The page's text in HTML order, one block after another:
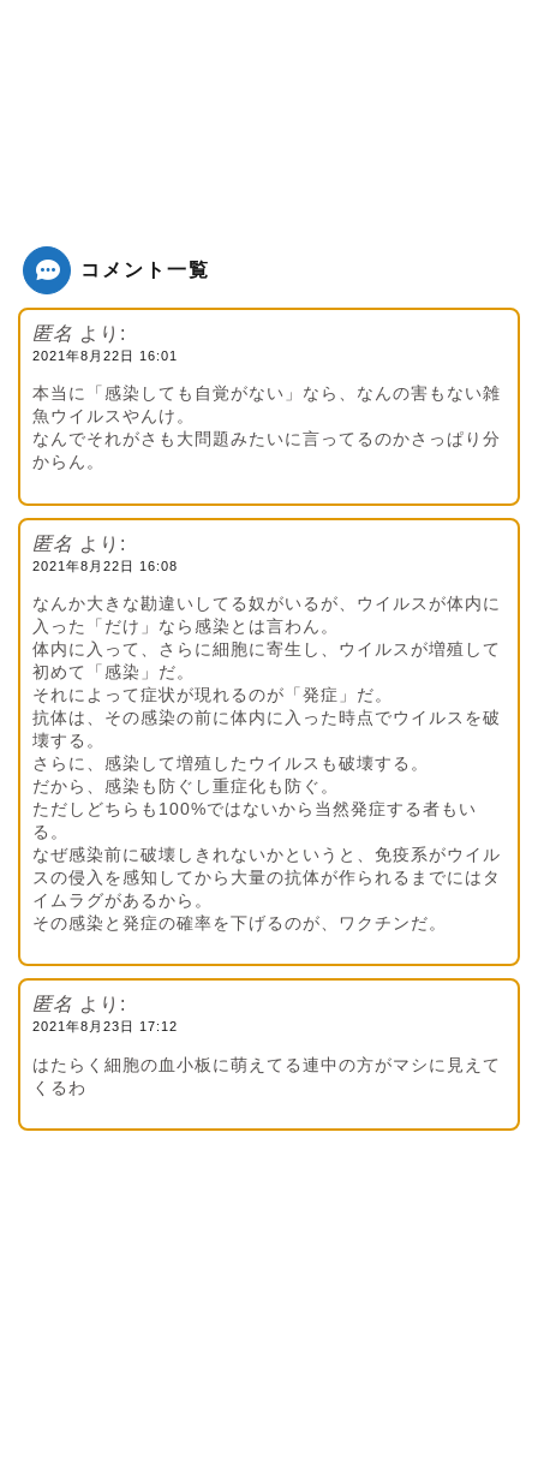
コメント一覧
匿名 より:
2021年8月22日 16:01
本当に「感染しても自覚がない」なら、なんの害もない雑
魚ウイルスやんけ。
なんでそれがさも大問題みたいに言ってるのかさっぱり分
からん。
匿名 より:
2021年8月22日 16:08
なんか大きな勘違いしてる奴がいるが、ウイルスが体内に
入った「だけ」なら感染とは言わん。
体内に入って、さらに細胞に寄生し、ウイルスが増殖して
初めて「感染」だ。
それによって症状が現れるのが「発症」だ。
抗体は、その感染の前に体内に入った時点でウイルスを破
壊する。
さらに、感染して増殖したウイルスも破壊する。
だから、感染も防ぐし重症化も防ぐ。
ただしどちらも100%ではないから当然発症する者もい
る。
なぜ感染前に破壊しきれないかというと、免疫系がウイル
スの侵入を感知してから大量の抗体が作られるまでにはタ
イムラグがあるから。
その感染と発症の確率を下げるのが、ワクチンだ。
匿名 より:
2021年8月23日 17:12
はたらく細胞の血小板に萌えてる連中の方がマシに見えて
くるわ